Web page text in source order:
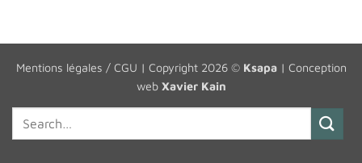
Mentions légales / CGU | Copyright 2026 © Ksapa| Conception
web Xavier Kain